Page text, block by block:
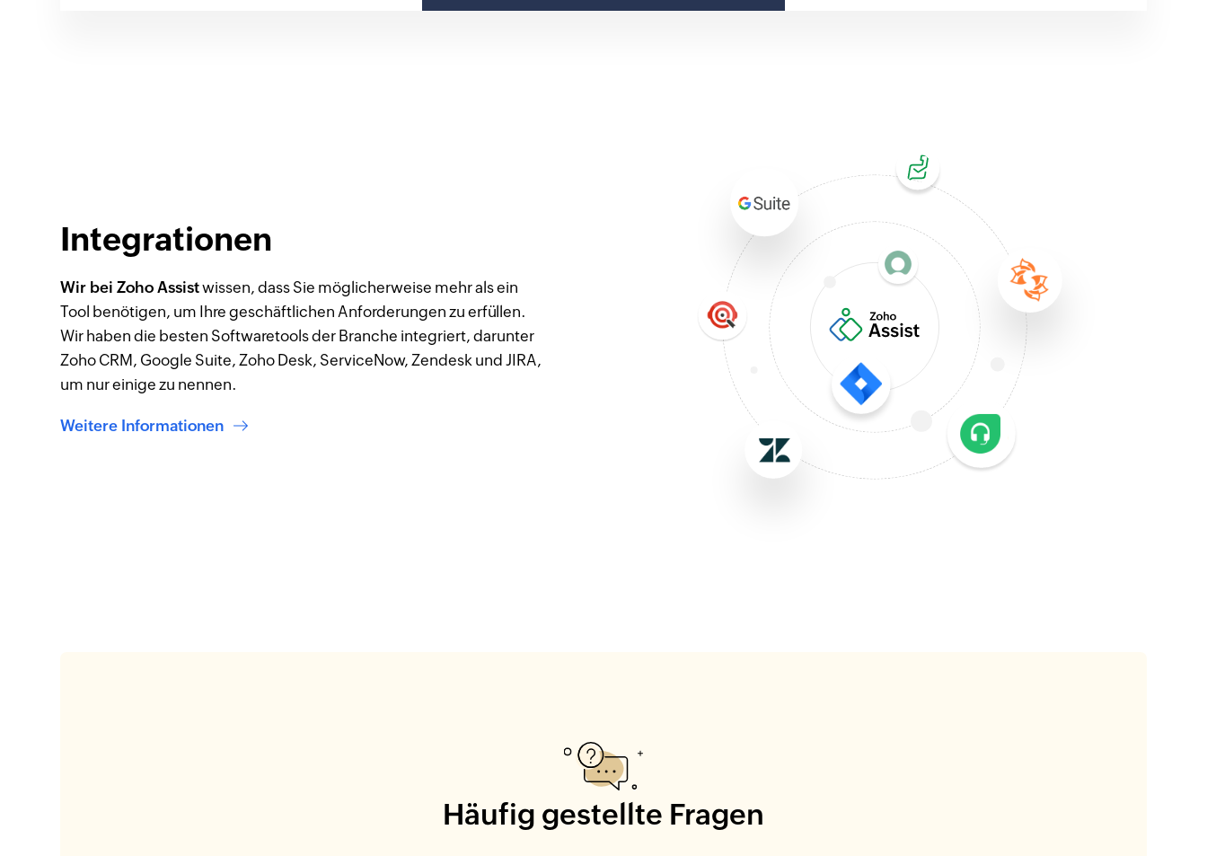
Integrationen
Wir bei Zoho Assistwissen, dass Sie möglicherweise mehr als ein
Tool benötigen, um Ihre geschäftlichen Anforderungen zu erfüllen.
Wir haben die besten Softwaretools der Branche integriert, darunter
Zoho CRM, Google Suite, Zoho Desk, ServiceNow, Zendesk und JIRA,
um nur einige zu nennen.
Weitere Informationen
Häufig gestellte Fragen